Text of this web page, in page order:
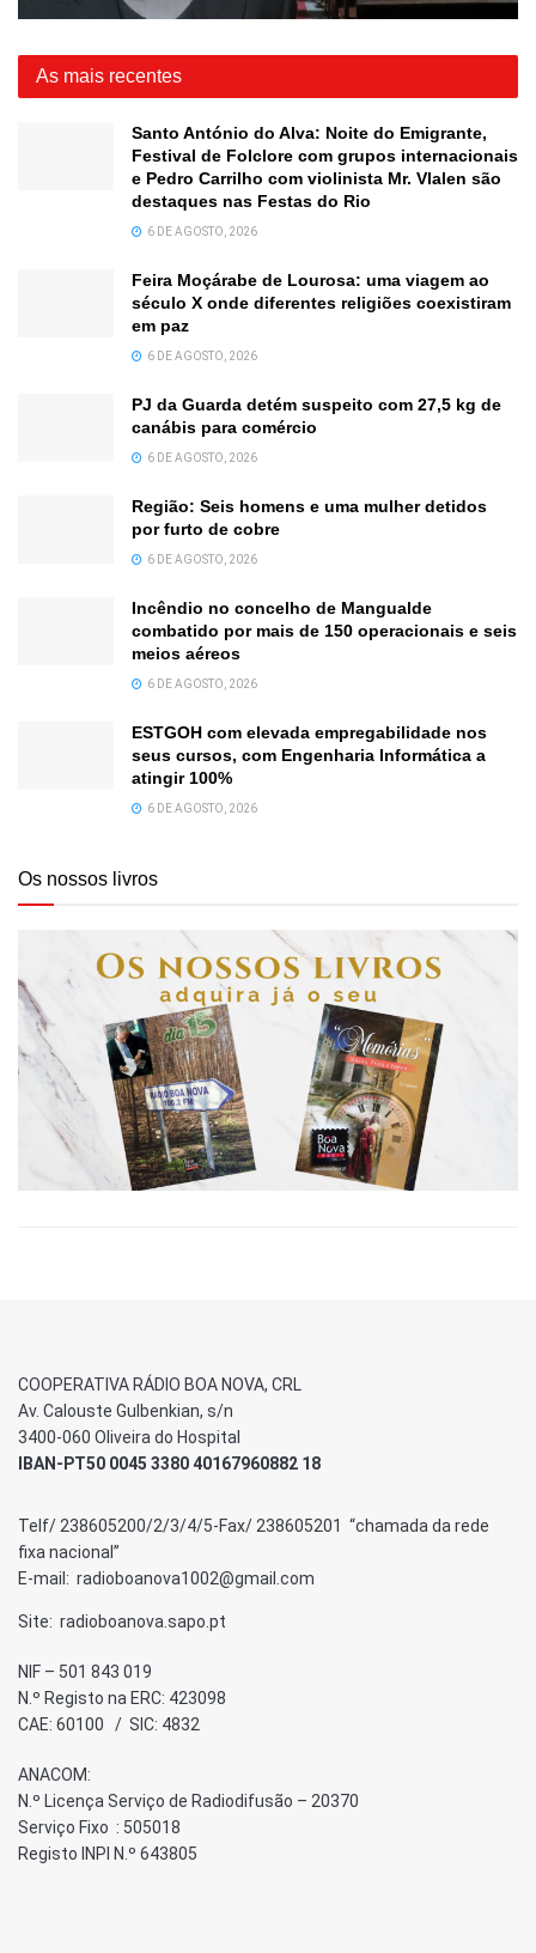
As mais recentes
Santo António do Alva: Noite do Emigrante,
Festival de Folclore com grupos internacionais
e Pedro Carrilho com violinista Mr. Vlalen são
destaques nas Festas do Rio
6 DE AGOSTO, 2026
Feira Moçárabe de Lourosa: uma viagem ao
século X onde diferentes religiões coexistiram
em paz
6 DE AGOSTO, 2026
PJ da Guarda detém suspeito com 27,5 kg de
canábis para comércio
6 DE AGOSTO, 2026
Região: Seis homens e uma mulher detidos
por furto de cobre
6 DE AGOSTO, 2026
Incêndio no concelho de Mangualde
combatido por mais de 150 operacionais e seis
meios aéreos
6 DE AGOSTO, 2026
ESTGOH com elevada empregabilidade nos
seus cursos, com Engenharia Informática a
atingir 100%
6 DE AGOSTO, 2026
Os nossos livros
COOPERATIVA RÁDIO BOA NOVA, CRL
Av. Calouste Gulbenkian, s/n
3400-060 Oliveira do Hospital
IBAN-PT50 0045 3380 40167960882 18
Telf/ 238605200/2/3/4/5-Fax/ 238605201 “chamada da rede
fixa nacional”
E-mail: radioboanova1002@gmail.com
Site: radioboanova.sapo.pt
NIF – 501 843 019
N.º Registo na ERC: 423098
CAE: 60100 / SIC: 4832
ANACOM:
N.º Licença Serviço de Radiodifusão – 20370
Serviço Fixo : 505018
Registo INPI N.º 643805